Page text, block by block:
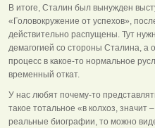
В итоге, Сталин был вынужден
«Головокружение от успехов»,
действительно распущены. Тут
демагогией со стороны Сталина, а
процесс в какое-то нормальное
временный откат.
У нас любят почему-то
такое тотальное «в колхоз, значит
реальные биографии, то можно